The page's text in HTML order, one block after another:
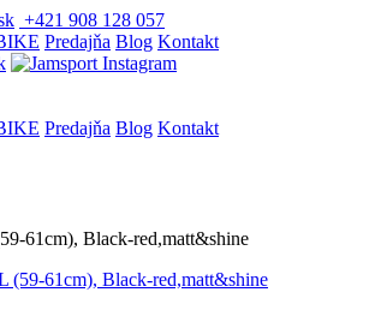
+421 908 128 057
Predajňa Blog Kontakt
Predajňa Blog Kontakt
61cm), Black-red,matt&shine